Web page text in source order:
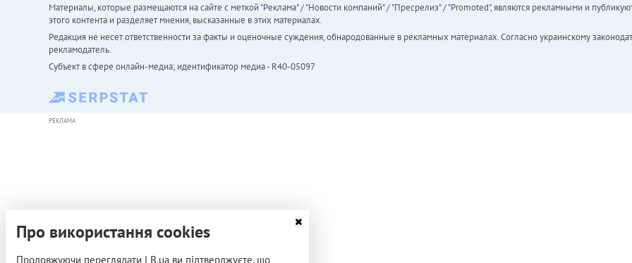
Материалы, которые размещаются на сайте с меткой "Реклама" / "Новости компаний" / "Пресрелиз" / "Promoted", являются рекламными и
этого контента и разделяет мнения, высказанные в этих материалах.
Редакция не несет ответственности за факты и оценочные суждения, обнародованные в рекламных материалах. Согласно украинскому
рекламодатель.
Субъект в сфере онлайн-медиа; идентификатор медиа - R40-05097
РЕКЛАМА
Про використання cookies
Продовжуючи переглядати LB.ua ви підтверджуєте, що